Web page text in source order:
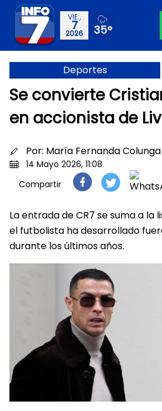
VIE.,
7
2026 35°
Deportes
Se convierte
en accionista de
Por: María Fernanda Colunga
14 Mayo 2026, 11:08
Compartir
La entrada de CR7 se suma a la
el futbolista ha desarrollado
durante los últimos años.